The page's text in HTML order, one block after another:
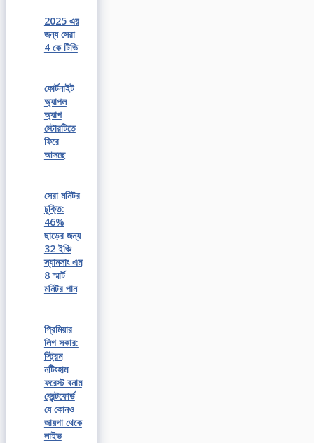
2025 এর
জন্য সেরা
4 কে টিভি
ফোর্টনাইট
অ্যাপল
অ্যাপ
স্টোরটিতে
ফিরে
আসছে
সেরা মনিটর
চুক্তি:
46%
ছাড়ের জন্য
32 ইঞ্চি
স্যামসাং এম
8 স্মার্ট
মনিটর পান
প্রিমিয়ার
লিগ সকার:
স্ট্রিম
নটিংহাম
ফরেস্ট বনাম
ব্রেন্টফোর্ড
যে কোনও
জায়গা থেকে
লাইভ